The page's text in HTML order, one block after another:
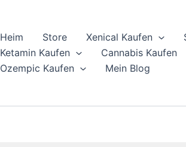
Heim Store Xenical Kaufen
Ketamin Kaufen
Cannabis Kaufen
Ozempic Kaufen
Mein Blog